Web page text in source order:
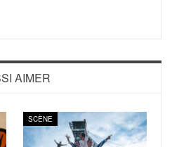
AIMER
SCÈNE